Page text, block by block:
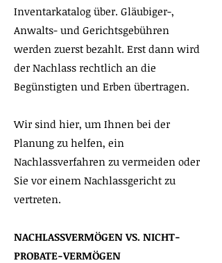
Inventarkatalog über. Gläubiger-,
Anwalts- und Gerichtsgebühren
werden zuerst bezahlt. Erst dann wird
der Nachlass rechtlich an die
Begünstigten und Erben übertragen.
Wir sind hier, um Ihnen bei der
Planung zu helfen, ein
Nachlassverfahren zu vermeiden oder
Sie vor einem Nachlassgericht zu
vertreten.
NACHLASSVERMÖGEN VS. NICHT-
PROBATE-VERMÖGEN